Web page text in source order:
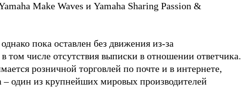
Make Waves и Yamaha Sharing Passion &
пока оставлен без движения из-за
том числе отсутствия выписки в отношении ответчика.
розничной торговлей по почте и в интернете,
– один из крупнейших мировых производителей